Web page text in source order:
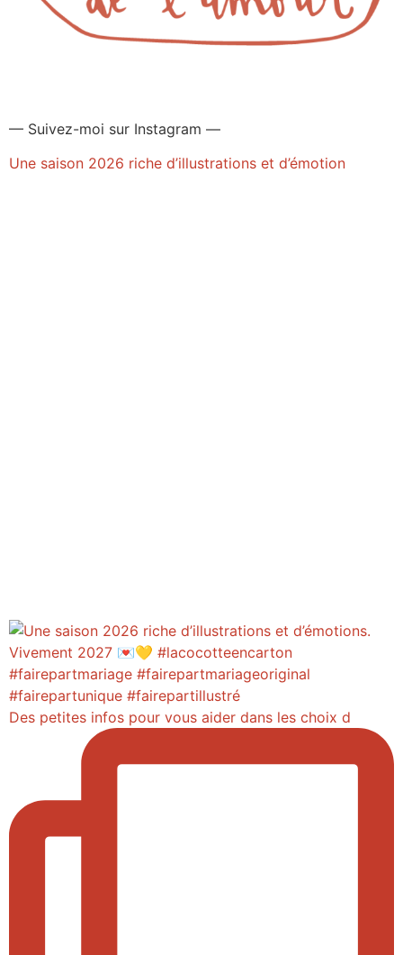
— Suivez-moi sur Instagram —
Une saison 2026 riche d’illustrations et d’émotion
Des petites infos pour vous aider dans les choix d